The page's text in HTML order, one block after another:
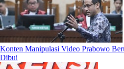
Konten Manipulasi Video Prabowo
Dibui